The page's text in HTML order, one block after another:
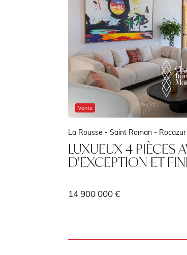
Location
Fontvieille - Le Thalès
BUREAUX
FONTVIEILLE
2 500 € / mois